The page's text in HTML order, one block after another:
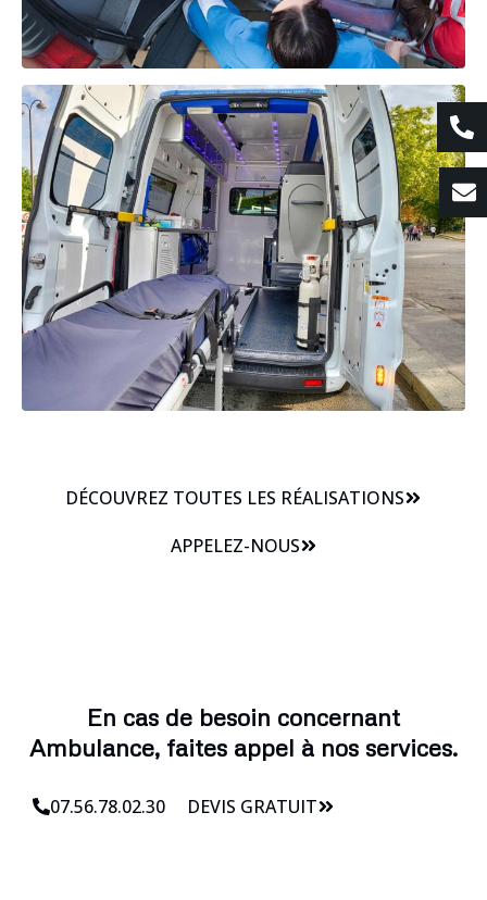
DÉCOUVREZ TOUTES LES RÉALISATIONS
APPELEZ-NOUS
En cas de besoin concernant
Ambulance, faites appel à nos services.
07.56.78.02.30 DEVIS GRATUIT